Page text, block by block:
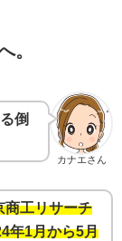
。
カナエさん
倒
商工リサーチ
年1月から5月